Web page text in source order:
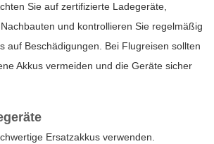
Sie auf zertifizierte Ladegeräte,
und kontrollieren Sie regelmäßig
auf Beschädigungen. Bei Flugreisen sollten
Akkus vermeiden und die Geräte sicher
Ersatzakkus verwenden.